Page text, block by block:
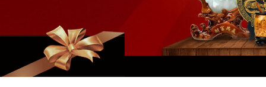
类增加至50种